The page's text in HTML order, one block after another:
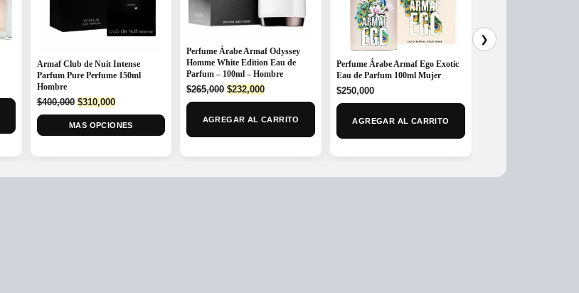
Armaf Club de Nuit Intense
Parfum Pure Perfume 150ml
Hombre
$400,000 Original
price
was:
$400,000.
$310,000Current
price
is:
$310,000.
MAS OPCIONES
Perfume Árabe Armaf Odyssey
Homme White Edition Eau de
Parfum – 100ml – Hombre
$265,000 Original
price
$232,000Current
price
AGREGAR AL CARRITO
Perfume Árabe Armaf Ego Exotic
Eau de Parfum 100ml Mujer
$250,000
AGREGAR AL CARRITO
❯